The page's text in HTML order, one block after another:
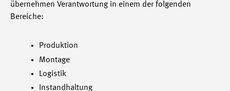
übernehmen Verantwortung in einem der folgenden
Bereiche:
Produktion
Montage
Logistik
Instandhaltung